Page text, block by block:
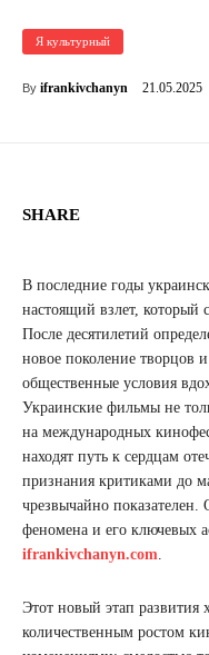
Я культурный
By ifrankivchanyn 21.05.2025
SHARE
В последние годы
настоящий взлет, который
После десятилетий
новое поколение творцов
общественные условия
Украинские фильмы не
на международных
находят путь к сердцам
признания критиками до
чрезвычайно показателен.
феномена и его ключевых
ifrankivchanyn.com.
Этот новый этап развития
количественным ростом